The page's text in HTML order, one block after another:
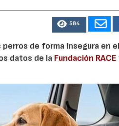
584
de forma insegura en
datos de la Fundación RACE